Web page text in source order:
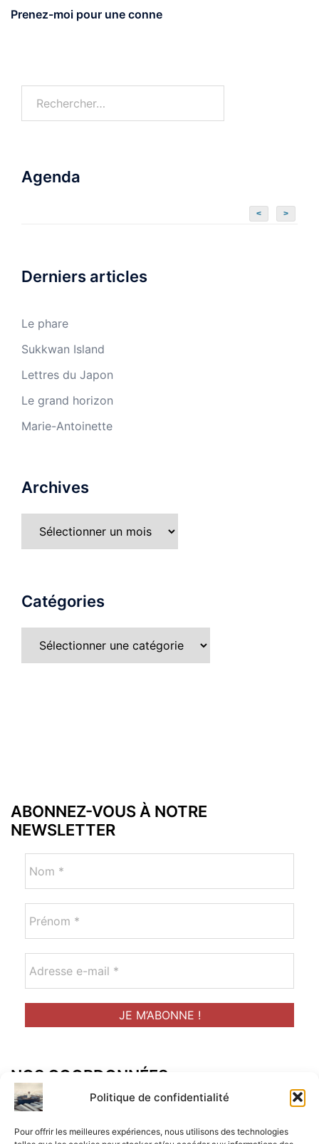
Politique de confidentialité
Pour offrir les meilleures expériences, nous utilisons des technologies
Prenez-moi pour une conne
Agenda
< >
Derniers articles
Le phare
Sukkwan Island
Lettres du Japon
Le grand horizon
Marie-Antoinette
Archives
Catégories
ABONNEZ-VOUS À NOTRE
NEWSLETTER
NOS COORDONNÉES
Adresse postal :
ALCF